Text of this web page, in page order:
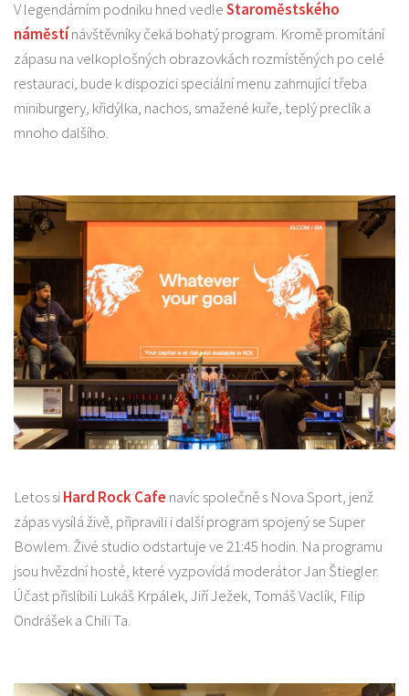
V legendárním podniku hned vedleStaroměstského
náměstínávštěvníky čeká bohatý program. Kromě promítání
zápasu na velkoplošných obrazovkách rozmístěných po celé
restauraci, bude k dispozici speciální menu zahrnující třeba
miniburgery, křidýlka, nachos, smažené kuře, teplý preclík a
mnoho dalšího.
Letos siHard Rock Cafe navíc společně s Nova Sport, jenž
zápas vysílá živě, připravili i další program spojený se Super
Bowlem. Živé studio odstartuje ve 21:45 hodin. Na programu
jsou hvězdní hosté, které vyzpovídá moderátor Jan Štiegler.
Účast přislíbili Lukáš Krpálek, Jiří Ježek, Tomáš Vaclík, Filip
Ondrášek a Chili Ta.